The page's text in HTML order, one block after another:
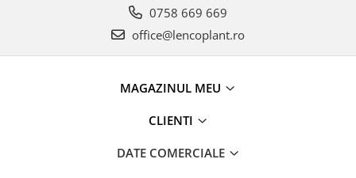
0758 669 669
office@lencoplant.ro
MAGAZINUL MEU
CLIENTI
DATE COMERCIALE